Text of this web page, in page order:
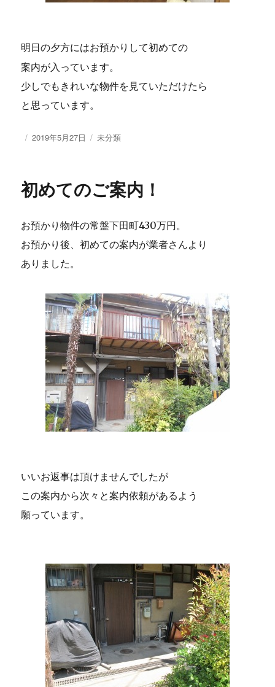
明日の夕方にはお預かりして初めての
案内が入っています。
少しでもきれいな物件を見ていただけたら
と思っています。
投
2019年5月27日
カ
ー
未分類
初めてのご案内！
お預かり物件の常盤下田町430万円。
お預かり後、初めての案内が業者さんより
ありました。
いいお返事は頂けませんでしたが
この案内から次々と案内依頼があるよう
願っています。